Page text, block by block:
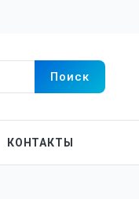
КОНТАКТЫ